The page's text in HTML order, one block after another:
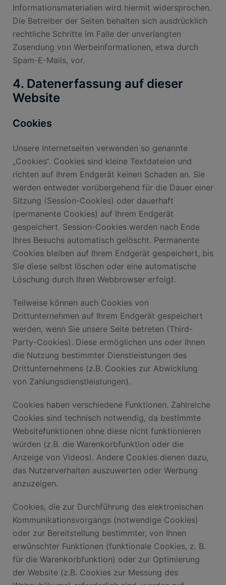
Informationsmaterialien wird hiermit widersprochen.
Die Betreiber der Seiten behalten sich ausdrücklich
rechtliche Schritte im Falle der unverlangten
Zusendung von Werbeinformationen, etwa durch
Spam-E-Mails, vor.
4. Datenerfassung auf dieser
Website
Cookies
Unsere Internetseiten verwenden so genannte
„Cookies“. Cookies sind kleine Textdateien und
richten auf Ihrem Endgerät keinen Schaden an. Sie
werden entweder vorübergehend für die Dauer einer
Sitzung (Session-Cookies) oder dauerhaft
(permanente Cookies) auf Ihrem Endgerät
gespeichert. Session-Cookies werden nach Ende
Ihres Besuchs automatisch gelöscht. Permanente
Cookies bleiben auf Ihrem Endgerät gespeichert, bis
Sie diese selbst löschen oder eine automatische
Löschung durch Ihren Webbrowser erfolgt.
Teilweise können auch Cookies von
Drittunternehmen auf Ihrem Endgerät gespeichert
werden, wenn Sie unsere Seite betreten (Third-
Party-Cookies). Diese ermöglichen uns oder Ihnen
die Nutzung bestimmter Dienstleistungen des
Drittunternehmens (z.B. Cookies zur Abwicklung
von Zahlungsdienstleistungen).
Cookies haben verschiedene Funktionen. Zahlreiche
Cookies sind technisch notwendig, da bestimmte
Websitefunktionen ohne diese nicht funktionieren
würden (z.B. die Warenkorbfunktion oder die
Anzeige von Videos). Andere Cookies dienen dazu,
das Nutzerverhalten auszuwerten oder Werbung
anzuzeigen.
Cookies, die zur Durchführung des elektronischen
Kommunikationsvorgangs (notwendige Cookies)
oder zur Bereitstellung bestimmter, von Ihnen
erwünschter Funktionen (funktionale Cookies, z. B.
für die Warenkorbfunktion) oder zur Optimierung
der Website (z.B. Cookies zur Messung des